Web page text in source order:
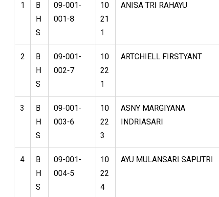
1
B
H
S
09-001-
001-8
10
21
1
ANISA TRI RAHAYU
2
B
H
S
09-001-
002-7
10
22
1
ARTCHIELL FIRSTYANT
3
B
H
S
09-001-
003-6
10
22
3
ASNY MARGIYANA
INDRIASARI
4
B
H
S
09-001-
004-5
10
22
4
AYU MULANSARI SAPUTRI